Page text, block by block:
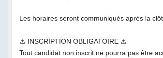
Les horaires seront communiqués après la
⚠️ INSCRIPTION OBLIGATOIRE ⚠️
Tout candidat non inscrit ne pourra pas être